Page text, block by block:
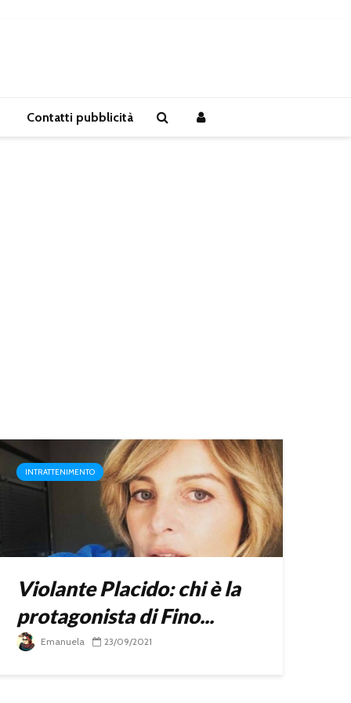
Contatti pubblicità
INTRATTENIMENTO
Violante Placido: chi è la
protagonista di Fino...
Emanuela 23/09/2021